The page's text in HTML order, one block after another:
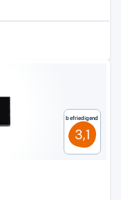
Befriedigend
3,1